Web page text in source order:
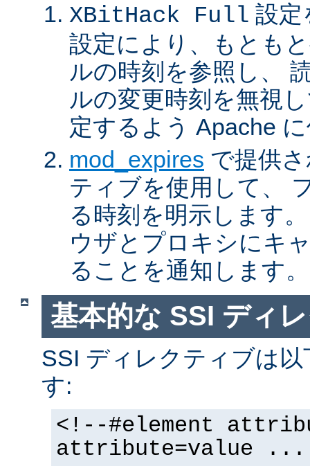
XBitHack Full 設定
設定により、もとも
ルの時刻を参照し、
ルの変更時刻を無視
定するよう Apache
mod_expires で提供
ティブを使用して、
る時刻を明示します
ウザとプロキシにキ
ることを通知します。
基本的な SSI ディ
SSI ディレクティブは
す:
<!--#element
attribute=value